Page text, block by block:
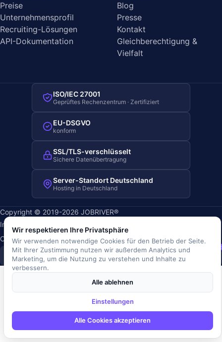
Preise
Unternehmensprofil
Recruiting-Lösungen
API-Dokumentation
Blog
Presse
Kontakt
Gleichberechtigung &
Vielfalt
ISO/IEC 27001
Geprüftes Rechenzentrum · Zertifiziert
EU-DSGVO
konform
SSL/TLS-verschlüsselt
Sichere Datenübertragung
Server-Standort Deutschland
Hosting in Deutschland
Copyright © 2019-2026 JOBRIVER®
Impressum
Cookie-Richtlinie· Cookie-Einstellungen
JR
Wir respektieren Ihre Privatsphäre
Wir verwenden notwendige Cookies für den Betrieb der Seite.
Mit Ihrer Zustimmung nutzen wir außerdem Analytics und
Marketing, um die Nutzung zu verstehen und Inhalte zu
verbessern.
Alle ablehnen
Einstellungen
Alle Cookies akzeptieren